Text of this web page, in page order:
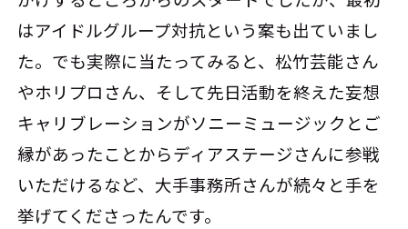
はアイドルグループ対抗という案も出ていまし
た。でも実際に当たってみると、松竹芸能さん
やホリプロさん、そして先日活動を終えた妄想
キャリブレーションがソニーミュージックとご
縁があったことからディアステージさんに参戦
いただけるなど、大手事務所さんが続々と手を
挙げてくださったんです。